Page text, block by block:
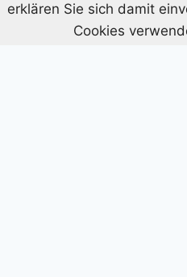
erklären Sie sich damit
Cookies